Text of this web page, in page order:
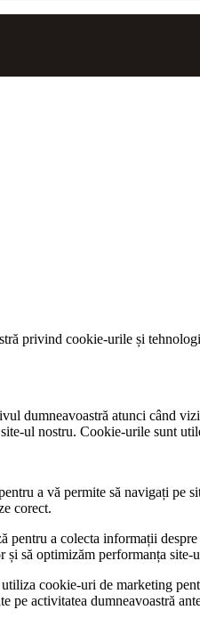
privind cookie-urile și
dumneavoastră atunci când
ul nostru. Cookie-urile sunt
a vă permite să navigați
corect.
a colecta informații
să optimizăm performanța site-
cookie-uri de marketing
pe activitatea dumneavoastră